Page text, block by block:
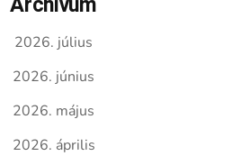
2026. július
2026. június
2026. május
2026. április